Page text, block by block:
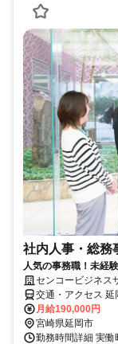
社内人事・総務
人気の事務職！未経
センコービジネス
交通・アクセス
月給190,000円
宮崎県延岡市
勤務時間詳細 実